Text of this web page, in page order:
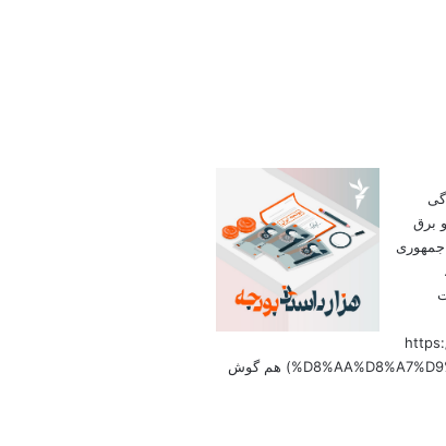
برق
جمهوری
%D8%AA%D8%A7%D9%86-%D8%A8%D9%88%D8%AF%D8%AC%D9%87-id6179207?country=us&nojump=1) هم گوش